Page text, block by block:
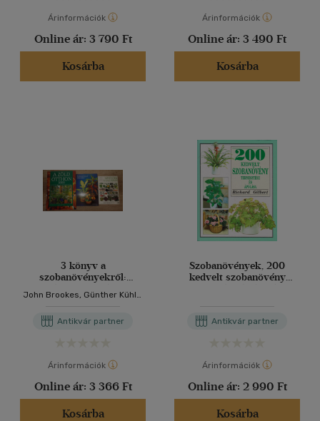
Árinformációk
Online ár: 3 790 Ft
Kosárba
Árinformációk
Online ár: 3 490 Ft
Kosárba
3 könyv a
szobanövényekről:
Szobanövények füd nélkül,
legszebb szobanövény
John Brookes, Günther Kühle,
Antikvár partner
Árinformációk
Online ár: 3 366 Ft
Kosárba
Szobanövények, 200
kedvelt szobanövény
Antikvár partner
Árinformációk
Online ár: 2 990 Ft
Kosárba